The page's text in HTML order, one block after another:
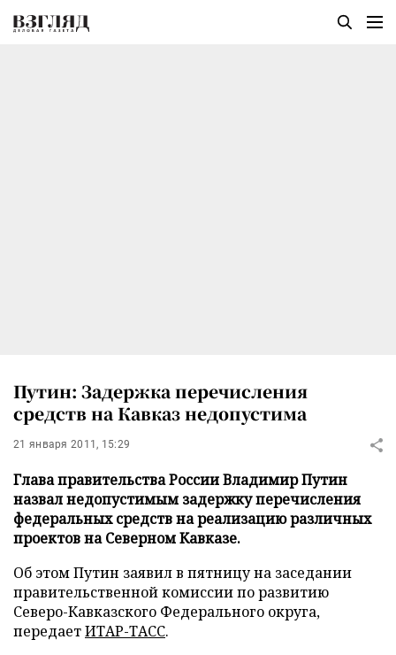
Путин: Задержка перечисления
средств на Кавказ недопустима
21 января 2011, 15:29
Глава правительства России Владимир Путин
назвал недопустимым задержку перечисления
федеральных средств на реализацию различных
проектов на Северном Кавказе.
Об этом Путин заявил в пятницу на заседании
правительственной комиссии по развитию
Северо-Кавказского Федерального округа,
передаетИТАР-ТАСС.